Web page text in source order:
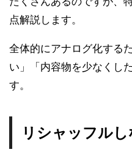
点解説します。
全体的にアナログ化する
い」「内容物を少なくし
す。
リシャッフルし